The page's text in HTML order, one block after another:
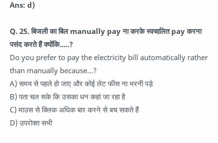
Ans: d)
Q. 25. बिजली का बिल manually pay ना करके स्वचालित pay करना
पसंद करते हैं क्योंकि.....?
Do you prefer to pay the electricity bill automatically rather
than manually because…?
A) समय से पहले हो जाए और कोई लेट फीस ना भरनी पड़े
B) पता चल सके कि उसका धन कहां जा रहा है
C) माउस से क्लिक अधिक बार करने से बच सकते हैं
D) उपरोक्त सभी